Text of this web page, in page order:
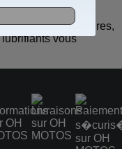
des accessoires,
vous